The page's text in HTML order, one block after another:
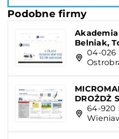
Podobne firmy
Akademia
Belniak,
04-026
DROŻDŻ
64-920